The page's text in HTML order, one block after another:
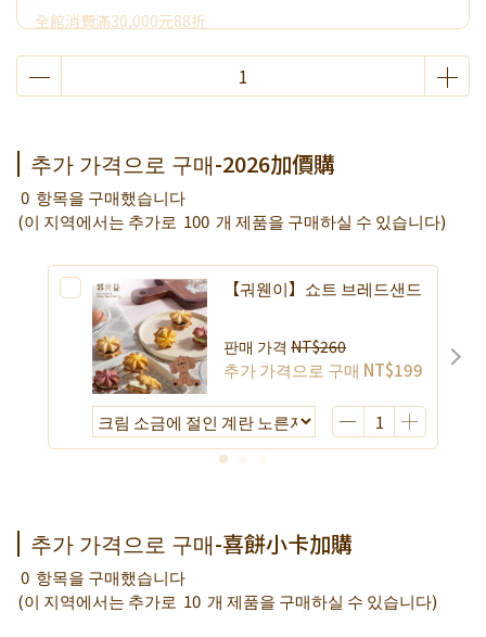
全館消費滿30,000元88折
全館消費滿50,000元享其它優惠
限時活動~消費滿3000贈好禮
추가 가격으로 구매-2026加價購
0 항목을 구매했습니다
(이 지역에서는 추가로 100 개 제품을 구매하실 수 있습니다)
【궈웬이】쇼트 브레드샌드
판매 가격 NT$260
추가 가격으로 구매 NT$199
추가 가격으로 구매-喜餅小卡加購
0 항목을 구매했습니다
(이 지역에서는 추가로 10 개 제품을 구매하실 수 있습니다)